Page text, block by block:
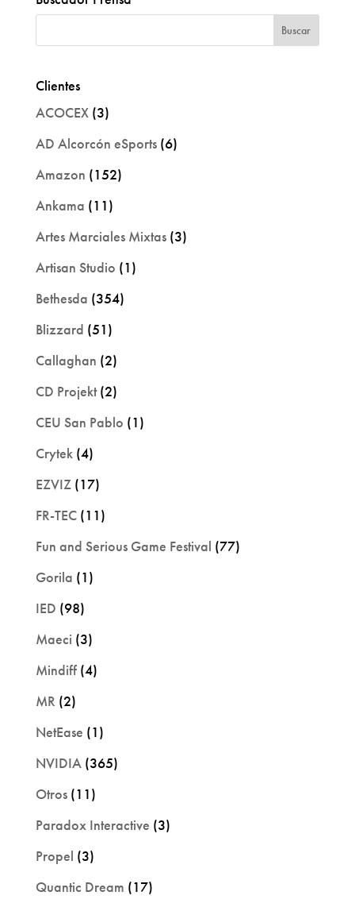
Clientes
ACOCEX(3)
AD Alcorcón eSports(6)
Amazon (152)
Ankama (11)
Artes Marciales Mixtas(3)
Artisan Studio (1)
Bethesda (354)
Blizzard (51)
Callaghan (2)
CD Projekt(2)
CEU San Pablo (1)
Crytek(4)
EZVIZ(17)
FR-TEC(11)
Fun and Serious Game Festival (77)
Gorila (1)
IED (98)
Maeci (3)
Mindiff(4)
MR (2)
NetEase (1)
NVIDIA(365)
Otros(11)
Paradox Interactive (3)
Propel (3)
Quantic Dream (17)